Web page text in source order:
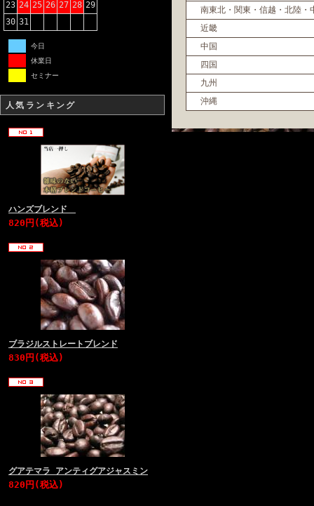
23 24 25 26 27 28 29
30 31
今日
休業日
セミナー
人気ランキング
ハンズブレンド
820円(税込)
ブラジルストレートブレンド
830円(税込)
グアテマラ アンティグアジャスミン
820円(税込)
南東北・関東・信越・北陸・
近畿
中国
四国
九州
沖縄